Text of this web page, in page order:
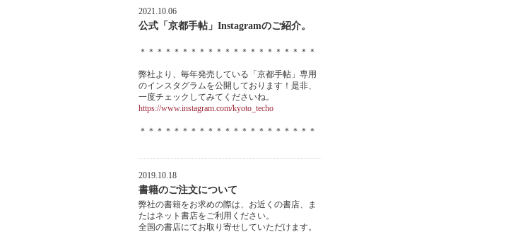
2021.10.06
公式「京都手帖」Instagramのご紹介。
＊＊＊＊＊＊＊＊＊＊＊＊＊＊＊＊＊＊＊＊＊
弊社より、毎年発売している「京都手帖」専用
のインスタグラムを公開しております！是非、
一度チェックしてみてくださいね。
https://www.instagram.com/kyoto_techo
＊＊＊＊＊＊＊＊＊＊＊＊＊＊＊＊＊＊＊＊＊
2019.10.18
書籍のご注文について
弊社の書籍をお求めの際は、お近くの書店、ま
たはネット書店をご利用ください。
全国の書店にてお取り寄せしていただけます。